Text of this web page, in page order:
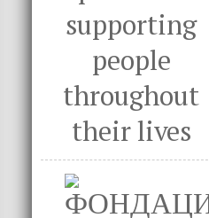
supporting
people
throughout
their lives